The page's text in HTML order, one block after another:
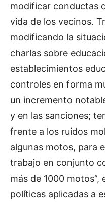
modificar conductas
vida de los vecinos.
modificando la
charlas sobre
establecimientos
controles en forma
un incremento
y en las sanciones;
frente a los ruidos
algunas motos, para
trabajo en conjunto
más de 1000 motos”,
políticas aplicadas a